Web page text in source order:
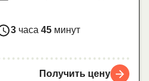
3 часа 45 минут
Получить цену